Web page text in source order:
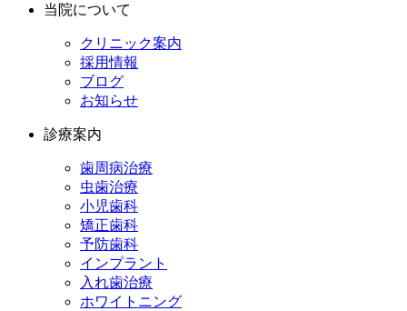
当院について
クリニック案内
採用情報
ブログ
お知らせ
診療案内
歯周病治療
虫歯治療
小児歯科
矯正歯科
予防歯科
インプラント
入れ歯治療
ホワイトニング